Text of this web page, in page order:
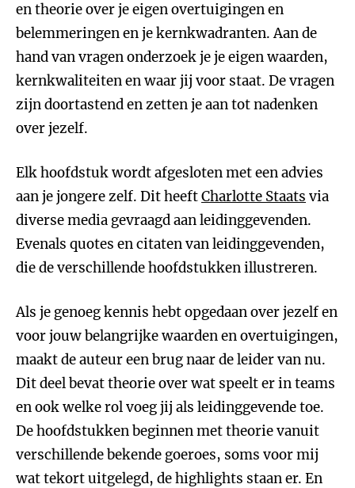
en theorie over je eigen overtuigingen en
belemmeringen en je kernkwadranten. Aan de
hand van vragen onderzoek je je eigen waarden,
kernkwaliteiten en waar jij voor staat. De vragen
zijn doortastend en zetten je aan tot nadenken
over jezelf.
Elk hoofdstuk wordt afgesloten met een advies
aan je jongere zelf. Dit heeftCharlotte Staats via
diverse media gevraagd aan leidinggevenden.
Evenals quotes en citaten van leidinggevenden,
die de verschillende hoofdstukken illustreren.
Als je genoeg kennis hebt opgedaan over jezelf en
voor jouw belangrijke waarden en overtuigingen,
maakt de auteur een brug naar de leider van nu.
Dit deel bevat theorie over wat speelt er in teams
en ook welke rol voeg jij als leidinggevende toe.
De hoofdstukken beginnen met theorie vanuit
verschillende bekende goeroes, soms voor mij
wat tekort uitgelegd, de highlights staan er. En